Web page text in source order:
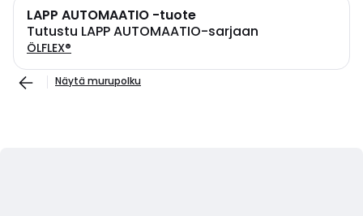
LAPP AUTOMAATIO -tuote
Tutustu LAPP AUTOMAATIO-sarjaan
ÖLFLEX®
Näytä murupolku